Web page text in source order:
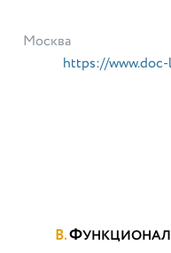
Москва
https://
Ф